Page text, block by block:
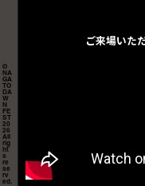
（一次募集は終了し
©︎
NA
GA
TO
DA
W
N
FE
ST
20
26
All
rig
ht
s
re
se
rv
ed.
ご来場いた